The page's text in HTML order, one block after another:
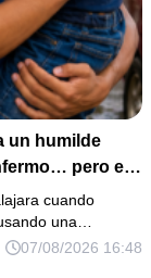
un humilde
pero el
cuando
una…
07/08/2026 16:48